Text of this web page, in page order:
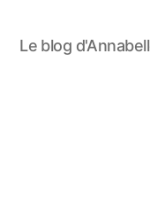
Le blog